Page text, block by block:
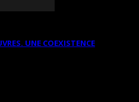
UNE COEXISTENCE